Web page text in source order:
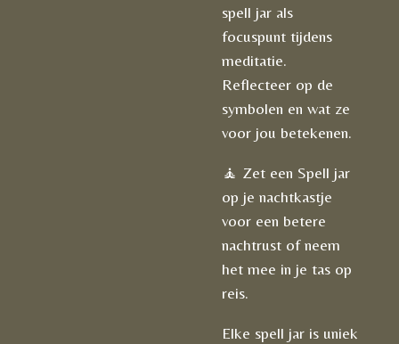
spell jar als
focuspunt tijdens
meditatie.
Reflecteer op de
symbolen en wat ze
voor jou betekenen.
🧘 Zet een Spell jar
op je nachtkastje
voor een betere
nachtrust of neem
het mee in je tas op
reis.
Elke spell jar is uniek